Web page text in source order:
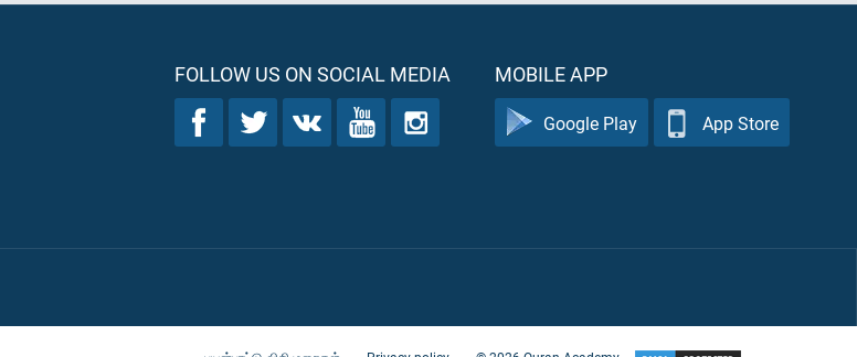
FOLLOW US ON SOCIAL MEDIA MOBILE APP
Google Play App Store